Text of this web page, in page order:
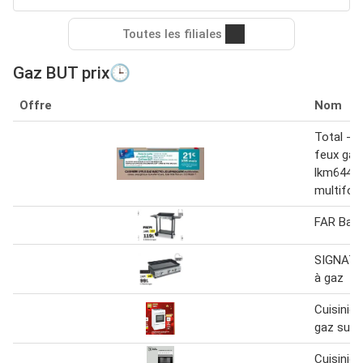
Toutes les filiales
Gaz BUT prix🕒
Offre Nom
Total -
feux gaz
FAR
à gaz
gaz